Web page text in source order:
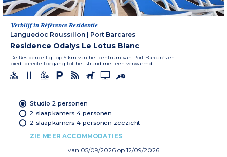
Verblijf in Référence Residentie
Languedoc Roussillon
Port Barcares
Residence Odalys Le Lotus Blanc
De Residence ligt op 5 km van het centrum van Port Barcarès en
biedt directe toegang tot het strand met een verwarmd...
Studio 2 personen
2 slaapkamers 4 personen
2 slaapkamers 4 personen zeezicht
ZIE MEER ACCOMMODATIES
van 05/09/2026 op 12/09/2026